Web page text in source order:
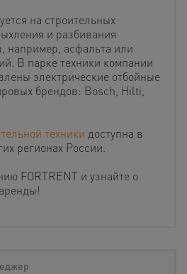
на строительных
и разбивания
например, асфальта или
В парке техники компании
электрические отбойные
брендов: Bosch, Hilti,
техники доступна в
регионах России.
FORTRENT и узнайте о